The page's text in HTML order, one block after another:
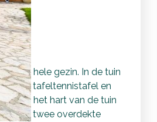
het hele gezin. In de tuin
een tafeltennistafel en
het hart van de tuin
over twee overdekte